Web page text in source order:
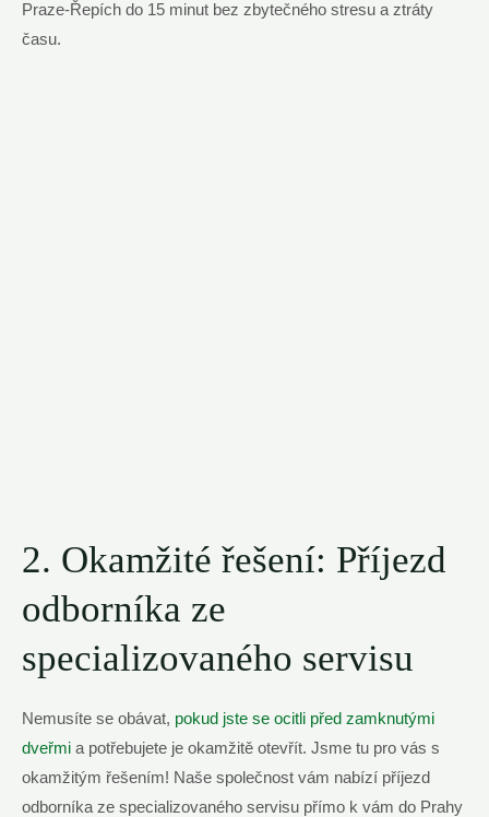
Praze-Řepích do 15 minut bez zbytečného stresu a ztráty
času.
2. Okamžité řešení: Příjezd
odborníka ze
specializovaného servisu
Nemusíte se obávat, pokud jste se ocitli před zamknutými
dveřmi a potřebujete je okamžitě otevřít. Jsme tu pro vás s
okamžitým řešením! Naše společnost vám nabízí příjezd
odborníka ze specializovaného servisu přímo k vám do Prahy